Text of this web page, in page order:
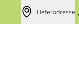
Lieferadresse